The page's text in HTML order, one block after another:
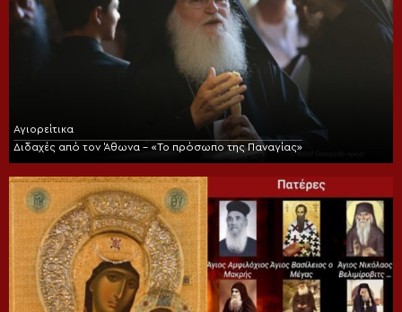
Αγιορείτικα
Διδαχές από τον Άθωνα – «Το πρόσωπο της Παναγίας»